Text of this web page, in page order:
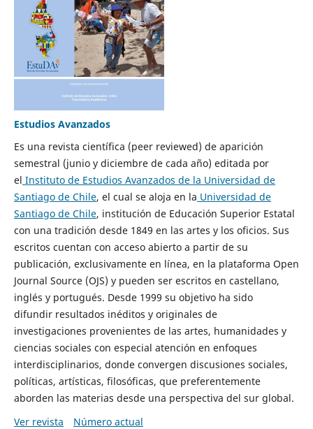
Estudios Avanzados
Es una revista científica (peer reviewed) de aparición
semestral (junio y diciembre de cada año) editada por
el Instituto de Estudios Avanzados de la Universidad de
Santiago de Chile, el cual se aloja en la Universidad de
Santiago de Chile, institución de Educación Superior Estatal
con una tradición desde 1849 en las artes y los oficios. Sus
escritos cuentan con acceso abierto a partir de su
publicación, exclusivamente en línea, en la plataforma Open
Journal Source (OJS) y pueden ser escritos en castellano,
inglés y portugués. Desde 1999 su objetivo ha sido
difundir resultados inéditos y originales de
investigaciones provenientes de las artes, humanidades y
ciencias sociales con especial atención en enfoques
interdisciplinarios, donde convergen discusiones sociales,
políticas, artísticas, filosóficas, que preferentemente
aborden las materias desde una perspectiva del sur global.
Ver revista
Número actual